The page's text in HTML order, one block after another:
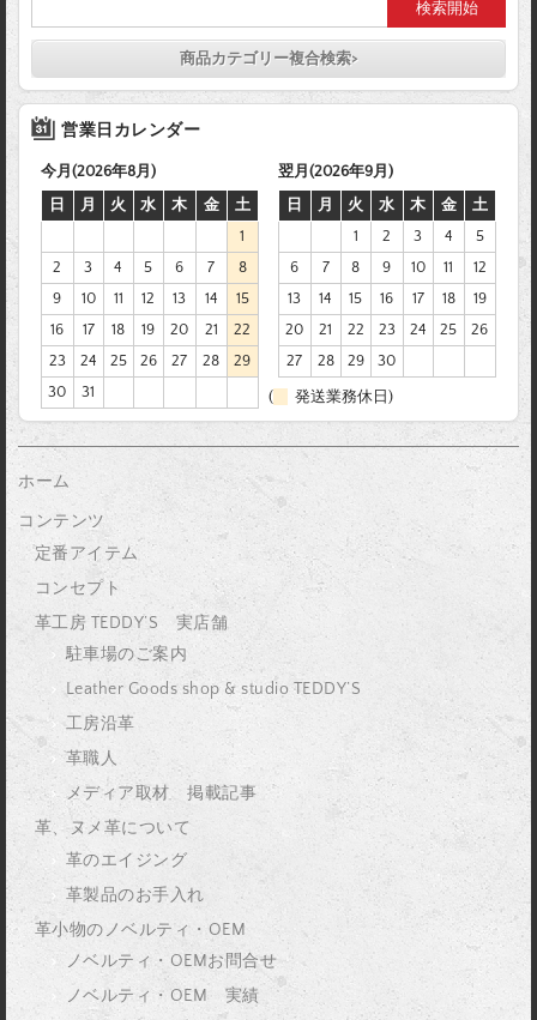
商品カテゴリー複合検索>
営業日カレンダー
今月(2026年8月)
日
月 火 水 木 金
土
1
2
3 4 5 6 7
8
9
10 11 12 13 14
15
16
17 18 19 20 21
22
23
24 25 26 27 28
29
30
31
翌月(2026年9月)
日
月 火 水 木 金
土
1
2 3 4
5
6
7 8 9 10 11
12
13
14 15 16 17 18
19
20
21 22 23 24 25
26
27
28 29 30
( 発送業務休日)
ホーム
コンテンツ
定番アイテム
コンセプト
革工房 TEDDY’S 実店舗
駐車場のご案内
Leather Goods shop & studio TEDDY’S
工房沿革
革職人
メディア取材 掲載記事
革、ヌメ革について
革のエイジング
革製品のお手入れ
革小物のノベルティ・OEM
ノベルティ・OEMお問合せ
ノベルティ・OEM 実績